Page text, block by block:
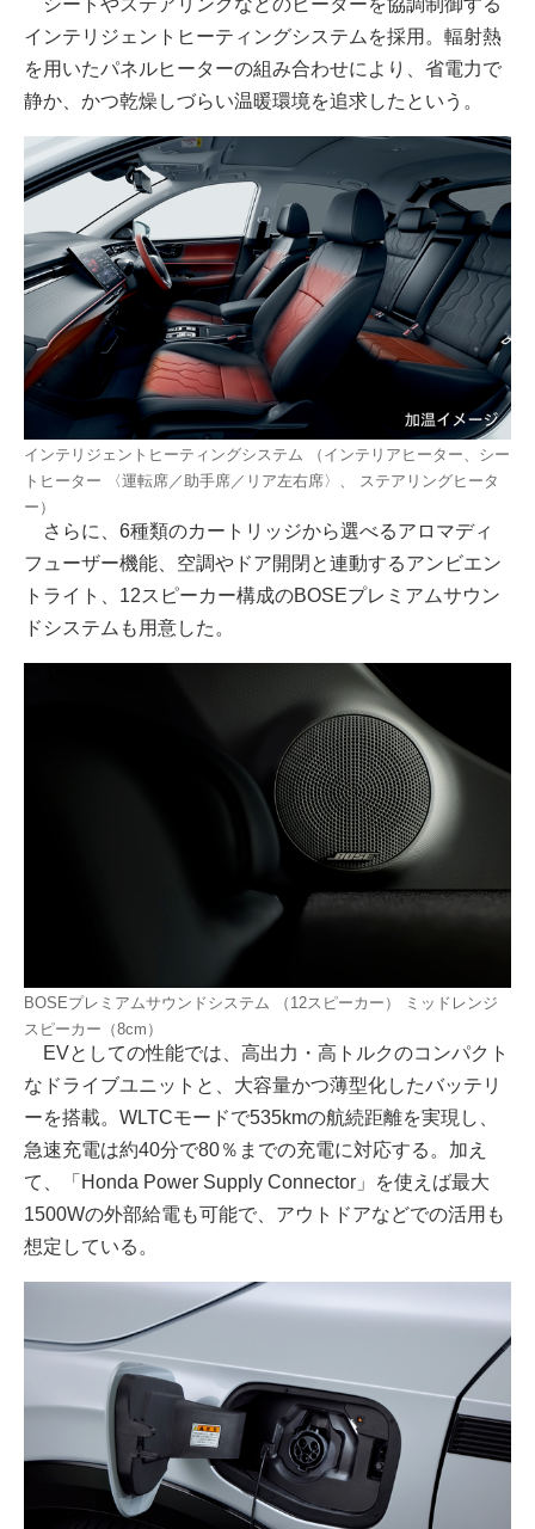
インテリジェントヒーティングシステムを採用。輻射熱
を用いたパネルヒーターの組み合わせにより、省電力で
静か、かつ乾燥しづらい温暖環境を追求したという。
インテリジェントヒーティングシステム （インテリアヒーター、シー
トヒーター 〈運転席／助手席／リア左右席〉、 ステアリングヒータ
ー）
さらに、6種類のカートリッジから選べるアロマディ
フューザー機能、空調やドア開閉と連動するアンビエン
トライト、12スピーカー構成のBOSEプレミアムサウン
ドシステムも用意した。
BOSEプレミアムサウンドシステム （12スピーカー） ミッドレンジ
スピーカー（8cm）
EVとしての性能では、高出力・高トルクのコンパクト
なドライブユニットと、大容量かつ薄型化したバッテリ
ーを搭載。WLTCモードで535kmの航続距離を実現し、
急速充電は約40分で80％までの充電に対応する。加え
て、「Honda Power Supply Connector」を使えば最大
1500Wの外部給電も可能で、アウトドアなどでの活用も
想定している。